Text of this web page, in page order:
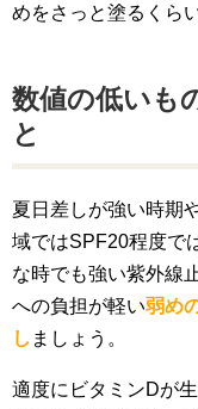
めをさっと塗るくら
数値の低いも
と
夏日差しが強い時期
域ではSPF20程度で
な時でも強い紫外線
への負担が軽い弱め
し ましょう。
適度にビタミンDが